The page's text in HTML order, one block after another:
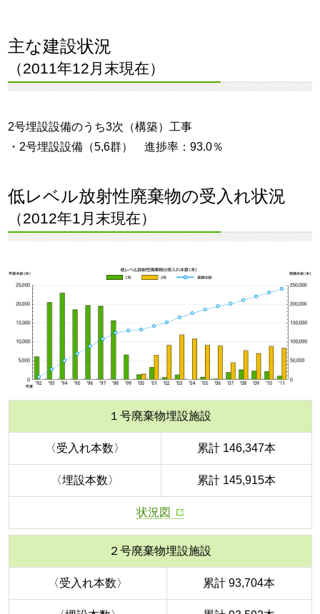
主な建設状況
（2011年12月末現在）
2号埋設設備のうち3次（構築）工事
・2号埋設設備（5,6群） 進捗率：93.0％
低レベル放射性廃棄物の受入れ状況
（2012年1月末現在）
１号廃棄物埋設施設
〈受入れ本数〉 累計 146,347本
〈埋設本数〉 累計 145,915本
状況図
２号廃棄物埋設施設
〈受入れ本数〉 累計 93,704本